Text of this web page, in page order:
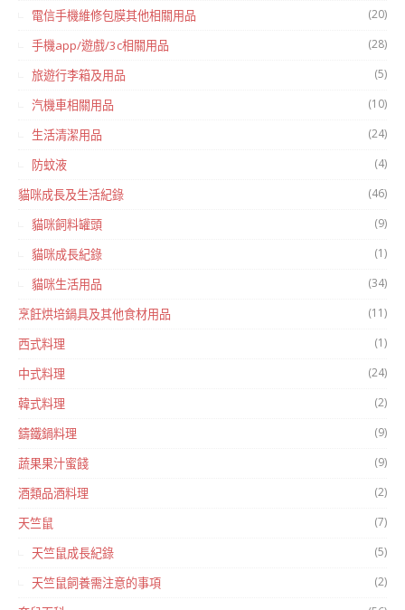
電信手機維修包膜其他相關用品 (20)
手機app/遊戲/3c相關用品 (28)
旅遊行李箱及用品 (5)
汽機車相關用品 (10)
生活清潔用品 (24)
防蚊液 (4)
貓咪成長及生活紀錄 (46)
貓咪飼料罐頭 (9)
貓咪成長紀錄 (1)
貓咪生活用品 (34)
烹飪烘培鍋具及其他食材用品 (11)
西式料理 (1)
中式料理 (24)
韓式料理 (2)
鑄鐵鍋料理 (9)
蔬果果汁蜜餞 (9)
酒類品酒料理 (2)
天竺鼠 (7)
天竺鼠成長紀錄 (5)
天竺鼠飼養需注意的事項 (2)